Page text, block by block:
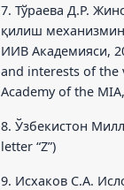
7. Тўраева Д.Р.
қилиш
ИИВ Академияси,
and interests of the
Academy of the
8. Ўзбекистон
letter “Z”)
9. Исхаков С.А.